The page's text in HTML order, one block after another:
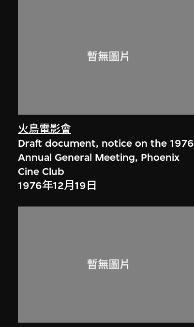
火鳥電影會
Draft document, notice on the 1976
Annual General Meeting, Phoenix
Cine Club
1976年12月19日